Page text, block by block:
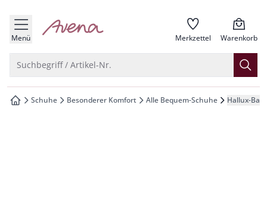
springen
springen
springen
springen
Menü zur Startseite Merkzettel Warenkorb
Suchbegriff / Artikel-Nr.
zur Startseite
Schuhe Besonderer Komfort Alle Bequem-Schuhe Hallux-